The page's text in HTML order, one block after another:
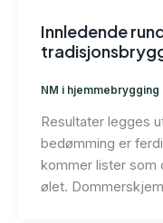
Innledende
NM i hjemmebrygging
Resultater legges
bedømming er
kommer lister som
ølet.